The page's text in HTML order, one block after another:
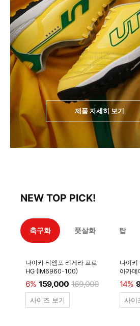
제품 자세히 보기
NEW TOP PICK!
축구화 풋살화 탑
나이키 티엠포 리게라 프로
HG (IM6960-100)
6% 159,000 169,000
사이즈 보기
나이키
아카
600)
14%
사이